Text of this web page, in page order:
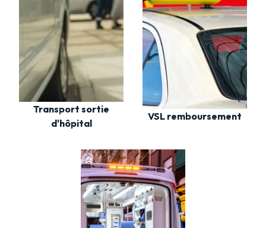
Transport sortie
d'hôpital
VSL remboursement